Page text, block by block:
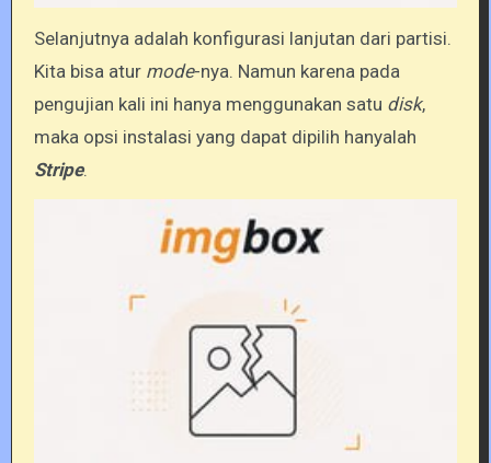
Selanjutnya adalah konfigurasi lanjutan dari partisi.
Kita bisa atur mode-nya. Namun karena pada
pengujian kali ini hanya menggunakan satu disk,
maka opsi instalasi yang dapat dipilih hanyalah
Stripe.